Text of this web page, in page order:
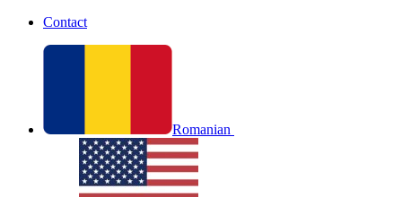
Contact
Romanian